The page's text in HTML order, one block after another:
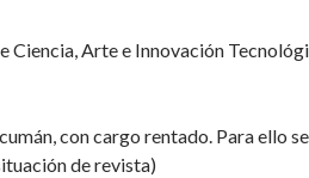
Arte e Innovación
con cargo rentado. Para ello
de revista)